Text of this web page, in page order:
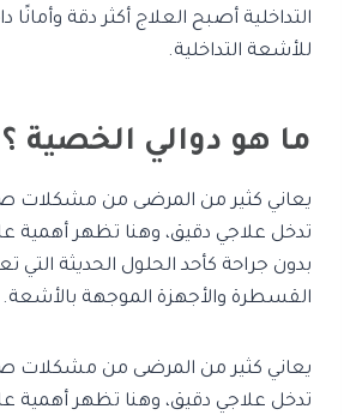
التداخلية أصبح العلاج أكثر دقة
للأشعة التداخلية.
ما هو دوالي الخصية ؟
يعاني كثير من المرضى من مشكلات
تدخل علاجي دقيق، وهنا تظهر أهمية
بدون جراحة كأحد الحلول الحديثة التي
القسطرة والأجهزة الموجهة بالأشعة.
يعاني كثير من المرضى من مشكلات
تدخل علاجي دقيق، وهنا تظهر أهمية